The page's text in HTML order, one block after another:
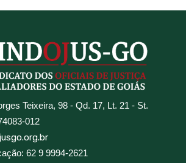
Teixeira, 98 - Qd. 17, Lt. 21 - St.
012
62 9 9994-2621